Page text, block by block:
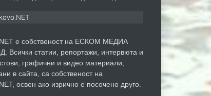
е собственост на ЕСКОМ МЕДИА
Всички статии, репортажи, интервюта и
графични и видео материали,
в сайта, са собственост на
освен ако изрично е посочено друго.